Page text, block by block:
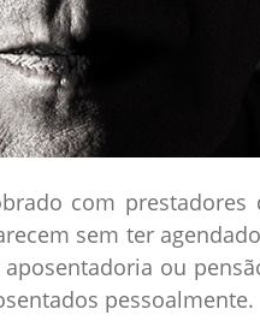
com prestadores
sem ter
ou
pessoalmente.